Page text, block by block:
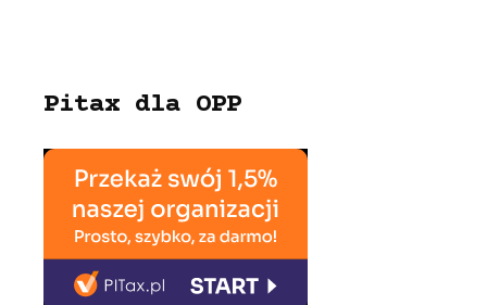
Pitax dla OPP